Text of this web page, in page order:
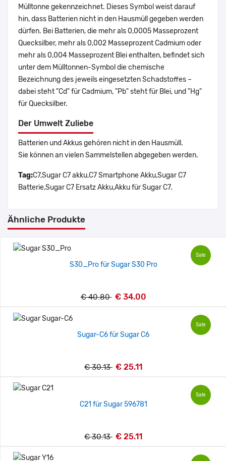
Mülltonne gekennzeichnet. Dieses Symbol weist darauf
hin, dass Batterien nicht in den Hausmüll gegeben werden
dürfen. Bei Batterien, die mehr als 0,0005 Masseprozent
Quecksilber, mehr als 0,002 Masseprozent Cadmium oder
mehr als 0,004 Masseprozent Blei enthalten, befindet sich
unter dem Mülltonnen-Symbol die chemische
Bezeichnung des jeweils eingesetzten Schadstoffes –
dabei steht "Cd" für Cadmium, "Pb" steht für Blei, und "Hg"
für Quecksilber.
Der Umwelt Zuliebe
Batterien und Akkus gehören nicht in den Hausmüll.
Sie können an vielen Sammelstellen abgegeben werden.
Tag:C7,Sugar C7 akku,C7 Smartphone Akku,Sugar C7
Batterie,Sugar C7 Ersatz Akku,Akku für Sugar C7.
Ähnliche Produkte
Sale
S30_Pro für Sugar S30 Pro
€ 40.80 € 34.00
Sale
Sugar-C6 für Sugar C6
€ 30.13 € 25.11
Sale
C21 für Sugar 596781
€ 30.13 € 25.11